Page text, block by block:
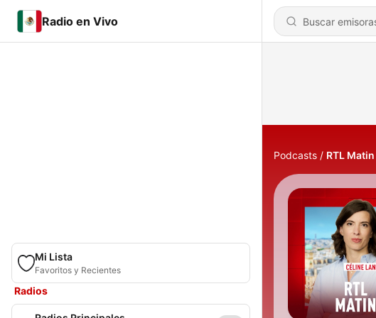
Radio en Vivo
Mi Lista
Favoritos y Recientes
Radios
Podcasts RTL Matin